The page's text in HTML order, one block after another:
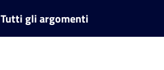
Tutti gli argomenti